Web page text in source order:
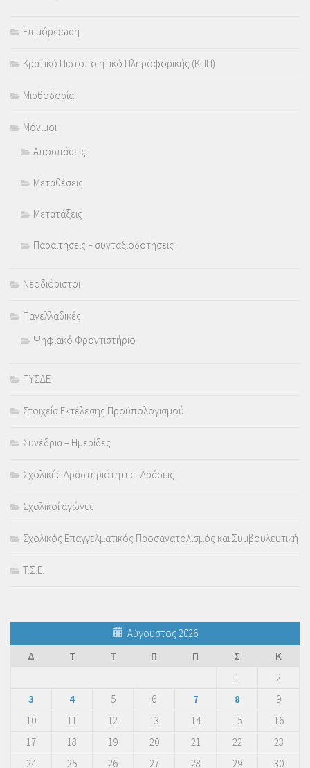
Επιμόρφωση
Κρατικό Πιστοποιητικό Πληροφορικής (ΚΠΠ)
Μισθοδοσία
Μόνιμοι
Αποσπάσεις
Μεταθέσεις
Μετατάξεις
Παραιτήσεις – συνταξιοδοτήσεις
Νεοδιόριστοι
Πανελλαδικές
Ψηφιακό Φροντιστήριο
ΠΥΣΔΕ
Στοιχεία Εκτέλεσης Προϋπολογισμού
Συνέδρια – Ημερίδες
Σχολικές Δραστηριότητες -Δράσεις
Σχολικοί αγώνες
Σχολικός Επαγγελματικός Προσανατολισμός και Συμβουλευτική
Τ.Σ.Ε.
Αύγουστος 2026
Δ
Τ Τ Π Π Σ
Κ
1
2
3
4 5 6 7 8
9
10
11 12 13 14 15
16
17
18 19 20 21 22
23
24
25 26 27 28 29 30